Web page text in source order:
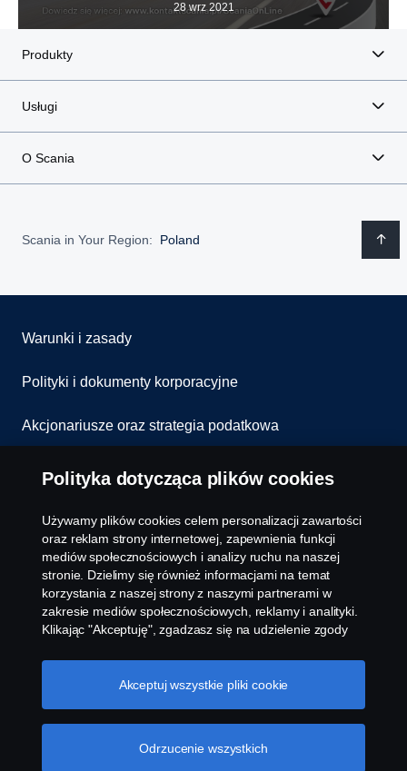
28 wrz 2021
Produkty
Usługi
O Scania
Scania in Your Region: Poland
Warunki i zasady
Polityki i dokumenty korporacyjne
Akcjonariusze oraz strategia podatkowa
Informowanie o nieprawidłowościach
Kontakt
Komunikaty
Ustawienie plików cookies
© Copyright Scania 2026 All rights reserved. Scania
Polityka dotycząca plików cookies
Używamy plików cookies celem personalizacji zawartości
oraz reklam strony internetowej, zapewnienia funkcji
mediów społecznościowych i analizy ruchu na naszej
stronie. Dzielimy się również informacjami na temat
korzystania z naszej strony z naszymi partnerami w
zakresie mediów społecznościowych, reklamy i analityki.
Klikając "Akceptuję", zgadzasz się na udzielenie zgody
się informacjami. Możesz również zarządzać swoimi
plikami cookies, klikając na "Ustawienia plików cookies" i
sekcję dotyczącą plików cookies, którą można znaleźć
Odrzucenie wszystkich
Akceptuj wszystkie pliki cookie